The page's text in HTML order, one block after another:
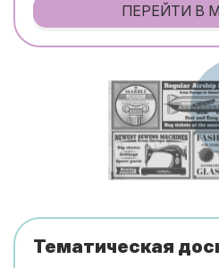
ПЕРЕЙТИ В
Тематическая